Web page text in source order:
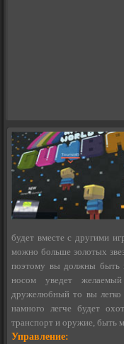
будет вместе с другими
можно больше золотых
поэтому вы должны быть
носом уведет
дружелюбный то вы легко
намного легче будет
транспорт и оружие, быть
Управление: